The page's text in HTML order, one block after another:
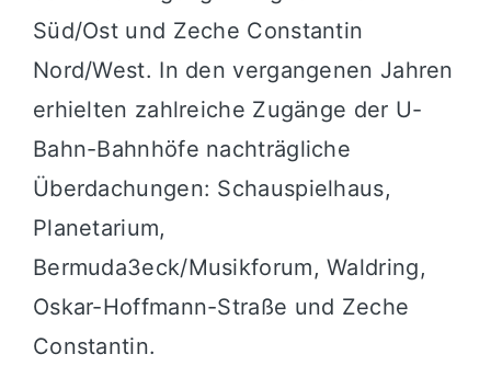
Süd/Ost und Zeche Constantin
Nord/West. In den vergangenen Jahren
erhielten zahlreiche Zugänge der U-
Bahn-Bahnhöfe nachträgliche
Überdachungen: Schauspielhaus,
Planetarium,
Bermuda3eck/Musikforum, Waldring,
Oskar-Hoffmann-Straße und Zeche
Constantin.